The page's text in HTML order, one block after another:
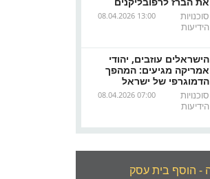
08.04.2026 13:00
סוכנויות
הידיעות
הישראלים עוזבים, יהודי
אמריקה מגיעים: המהפך
הדמוגרפי של ישראל
08.04.2026 07:00
סוכנויות
הידיעות